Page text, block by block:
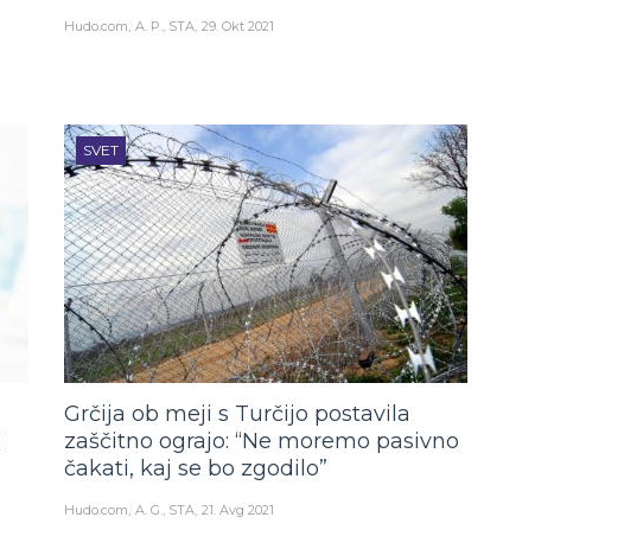
Hudo.com A. P., STA 29. Okt 2021
SVET
Grčija ob meji s Turčijo postavila
zaščitno ograjo: “Ne moremo pasivno
čakati, kaj se bo zgodilo”
Hudo.com A. G., STA 21. Avg 2021